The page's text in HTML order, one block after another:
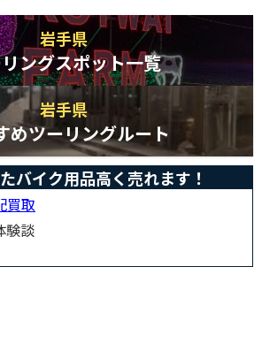
岩手県
ングスポット一覧
岩手県
めツーリングルート
バイク用品高く売れます！
買取
験談